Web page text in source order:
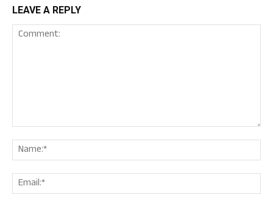
LEAVE A REPLY